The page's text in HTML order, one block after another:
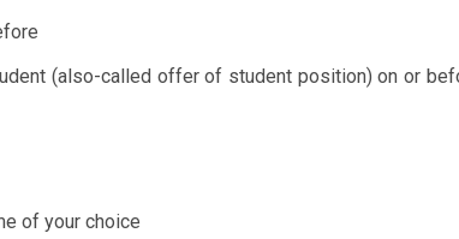
(also-called offer of student position) on or
of your choice